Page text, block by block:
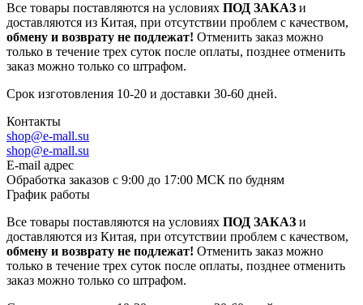
Все товары поставляются на условиях ПОД ЗАКАЗ и
доставляются из Китая, при отсутствии проблем с качеством,
обмену и возврату не подлежат! Отменить заказ можно
только в течение трех суток после оплаты, позднее отменить
заказ можно только со штрафом.
Срок изготовления 10-20 и доставки 30-60 дней.
Контакты
shop@e-mall.su
shop@e-mall.su
E-mail адрес
Обработка заказов с 9:00 до 17:00 МСК по будням
График работы
Все товары поставляются на условиях ПОД ЗАКАЗ и
доставляются из Китая, при отсутствии проблем с качеством,
обмену и возврату не подлежат! Отменить заказ можно
только в течение трех суток после оплаты, позднее отменить
заказ можно только со штрафом.